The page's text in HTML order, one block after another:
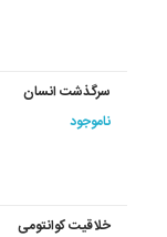
سرگذشت انسان
ناموجود
خلاقیت کوانتومی